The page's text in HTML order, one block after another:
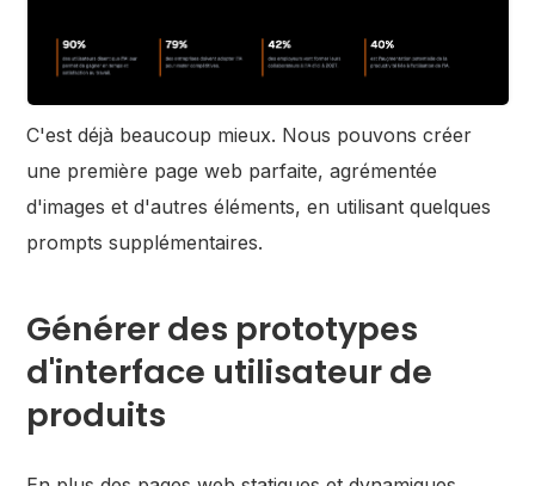
C'est déjà beaucoup mieux. Nous pouvons créer
une première page web parfaite, agrémentée
d'images et d'autres éléments, en utilisant quelques
prompts supplémentaires.
Générer des prototypes
d'interface utilisateur de
produits